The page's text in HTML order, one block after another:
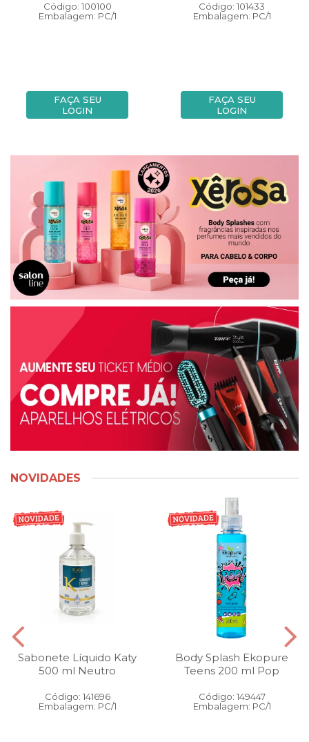
Código: 100100
Embalagem: PC/1
FAÇA SEU
LOGIN
Código: 101433
Embalagem: PC/1
FAÇA SEU
LOGIN
NOVIDADES
Sabonete Líquido Katy
500 ml Neutro
Código: 141696
Embalagem: PC/1
Body Splash Ekopure
Teens 200 ml Pop
Código: 149447
Embalagem: PC/1